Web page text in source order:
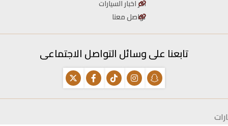
اخر اخبار السيارات
تواصل معنا
تابعنا على وسائل التواصل الاجتماعى